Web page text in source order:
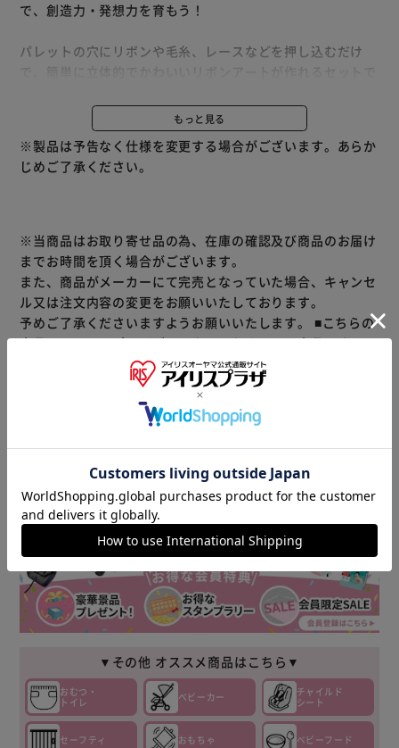
で、創造力・発想力を育もう！
パレットの穴にリボンや毛糸、レースなどを押し込むだけ
親子で一緒に、様々な素材を使って、作品を作ってみましょ
もっと見る
※製品は予告なく仕様を変更する場合がございます。あらか
じめご了承ください。
※当商品はお取り寄せ品の為、在庫の確認及び商品のお届け
までお時間を頂く場合がございます。
また、商品がメーカーにて完売となっていた場合、キャンセ
ル又は注文内容の変更をお願いいたしております。
予めご了承くださいますようお願いいたします。 ■こちらの
商品はアイリスプラザがセレクトしたオススメ商品です。
数量限定商品はご注文が完了しても完売になる場合がござい
ます。ご注文をいただいた後にお断りさせていただく場合が
ございますのでなにとぞご了承ください。
商品情報
▼その他 オススメ商品はこちら▼
おむつ・
トイレ
ベビーカー
チャイルド
シート
セーフティ おもちゃ ベビーフード